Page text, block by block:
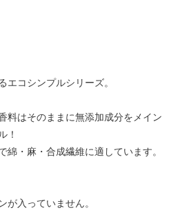
エコシンプルシリーズ。
料はそのままに無添加成分をメイン
！
・麻・合成繊維に適しています。
入っていません。